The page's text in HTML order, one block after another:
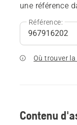
une référence
Référence:
Où trouver
Contenu